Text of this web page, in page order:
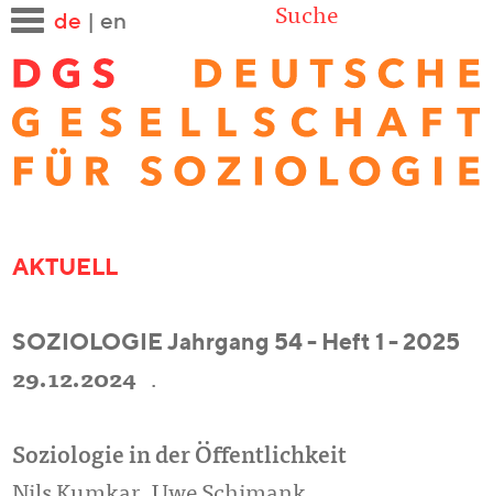
de en Suche
AKTUELL
SOZIOLOGIE Jahrgang 54 - Heft 1 - 2025
29.12.2024
.
Soziologie in der Öffentlichkeit